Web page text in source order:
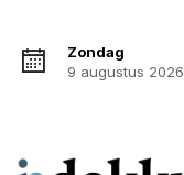
Zondag
9 augustus 2026